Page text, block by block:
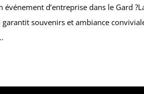
d’entreprise dans le Gard
souvenirs et ambiance